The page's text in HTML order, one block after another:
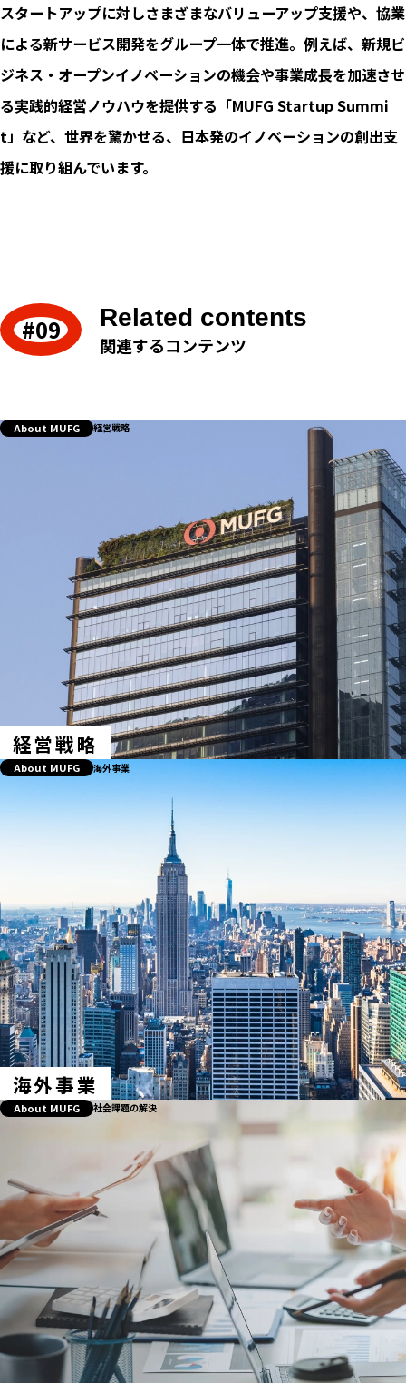
スタートアップに対しさまざまなバリューアップ支援や、協業
による新サービス開発をグループ一体で推進。例えば、新規ビ
ジネス・オープンイノベーションの機会や事業成長を加速させ
る実践的経営ノウハウを提供する「MUFG Startup Summi
t」など、世界を驚かせる、日本発のイノベーションの創出支
援に取り組んでいます。
Related contents
関連するコンテンツ
経営戦略
About MUFG 経営戦略
海外事業
About MUFG 海外事業
About MUFG 社会課題の解決